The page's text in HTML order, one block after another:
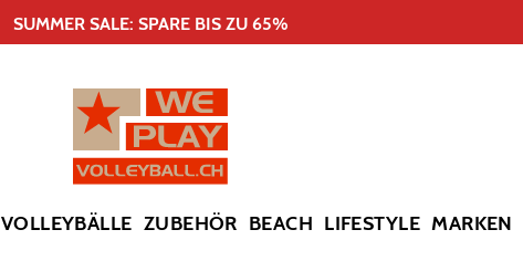
SUMMER SALE: SPARE BIS ZU 65%
VOLLEYBÄLLE ZUBEHÖR BEACH LIFESTYLE MARKEN